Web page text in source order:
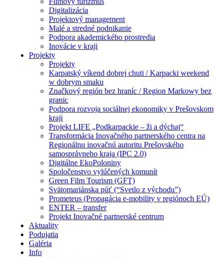
Digitalizácia
Projektový management
Malé a stredné podnikanie
Podpora akademického prostredia
Inovácie v kraji
Projekty
Projekty
Karpatský víkend dobrej chuti / Karpacki weekend
w dobrym smaku
Značkový región bez hraníc / Region Markowy bez
granic
Podpora rozvoja sociálnej ekonomiky v Prešovskom
kraji
Projekt LIFE „Podkarpackie – ži a dýchaj“
Transformácia Inovačného partnerského centra na
Regionálnu inovačnú autoritu Prešovského
samosprávneho kraja (IPC 2.0)
Digitálne EkoPoloniny
Spoločenstvo vylúčených komunít
Green Film Tourism (GFT)
Svätomariánska púť (“Svetlo z východu”)
Prometeus (Propagácia e-mobility v regiónoch EÚ)
ENTER – transfer
Projekt Inovačné partnerské centrum
Aktuality
Podujatia
Galéria
Info